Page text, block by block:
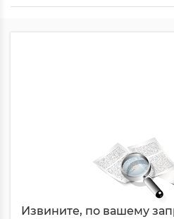
Извините, по вашему